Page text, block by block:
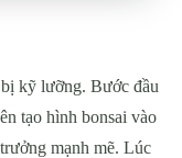
kỹ lưỡng. Bước đầu
tạo hình bonsai vào
mạnh mẽ. Lúc